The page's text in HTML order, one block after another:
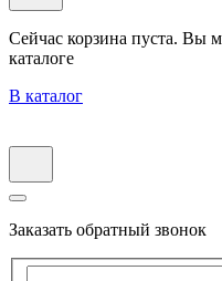
Сейчас корзина пуста. Вы
каталоге
В каталог
Заказать обратный звонок